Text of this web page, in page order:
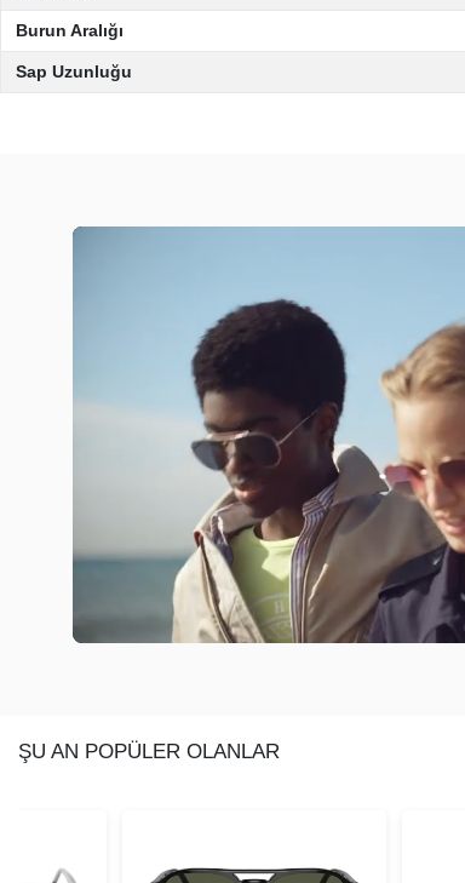
Burun Aralığı
Sap Uzunluğu
ŞU AN POPÜLER OLANLAR